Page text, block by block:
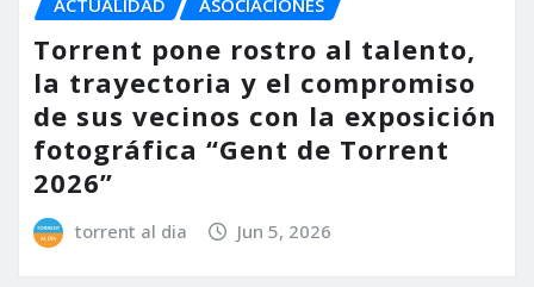
ACTUALIDAD ASOCIACIONES
Torrent pone rostro al talento,
la trayectoria y el compromiso
de sus vecinos con la exposición
fotográfica “Gent de Torrent
2026”
torrent al dia Jun 5, 2026